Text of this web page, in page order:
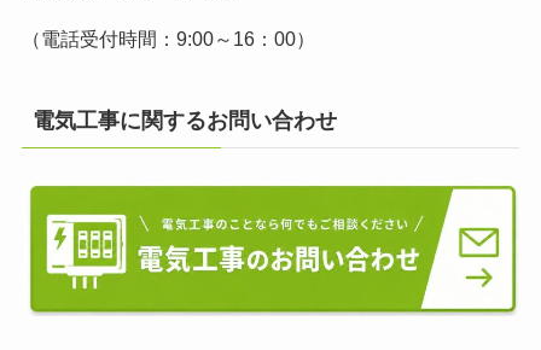
（電話受付時間：9:00～16：00）
電気工事に関するお問い合わせ